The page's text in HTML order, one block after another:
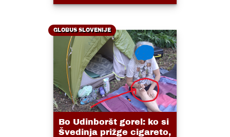
GLOBUS SLOVENIJE
Bo Udinboršt gorel: ko si
Švedinja prižge cigareto,